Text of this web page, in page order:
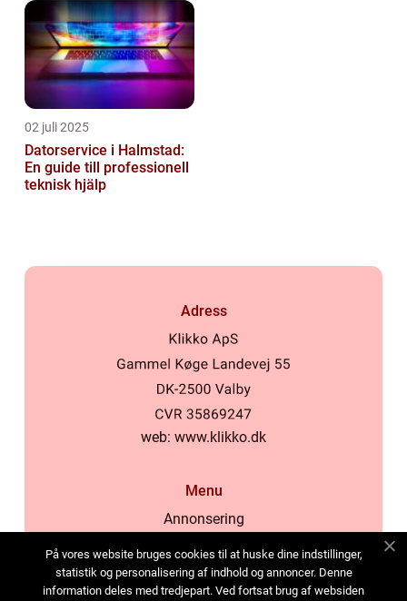
02 juli 2025
Datorservice i Halmstad:
En guide till professionell
teknisk hjälp
Adress
web: www.klikko.dk
Menu
Annonsering
Cookies
Kontakta oss
På vores website bruges cookies til at huske dine indstillinger,
statistik og personalisering af indhold og annoncer. Denne
information deles med tredjepart. Ved fortsat brug af websiden